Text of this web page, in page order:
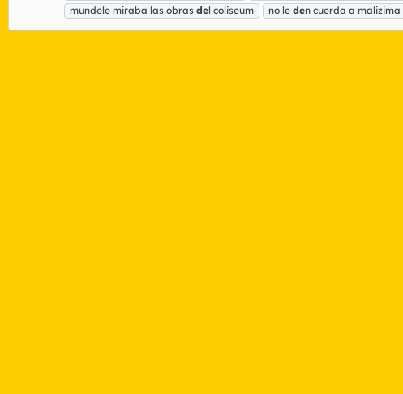
mundele miraba las obras del coliseum no le den cuerda a malizima